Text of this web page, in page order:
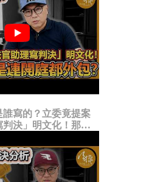
寫的？立委竟提案
決」明文化！那以